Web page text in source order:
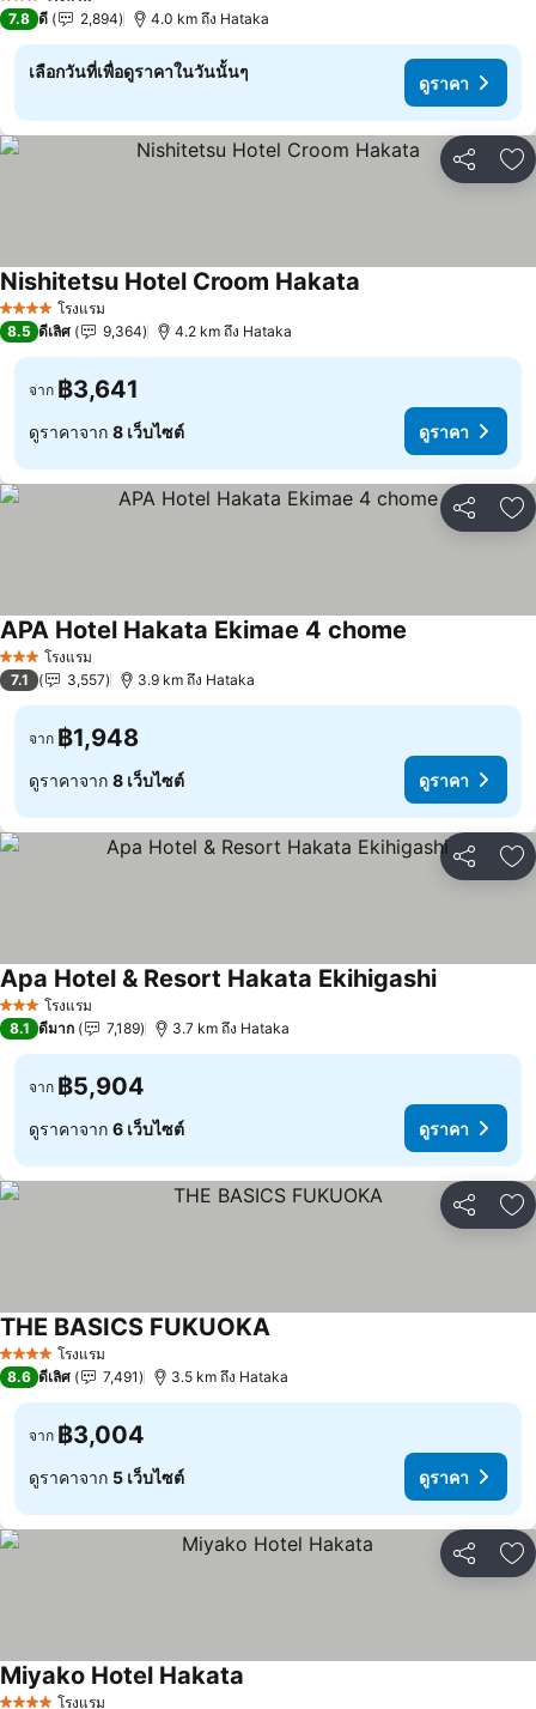
3 ดาว
7.8 ดี 2,894 4.0 km ถึง Hataka
เลือกวันที่เพื่อดูราคาในวันนั้นๆ
ดูราคา
แชร์ เ
4 ดาว โรงแรม
Nishitetsu Hotel Croom Hakata
8.5 ดีเลิศ 9,364 4.2 km ถึง Hataka
จาก ฿3,641
ดูราคาจาก 8 เว็บไซต์ ดูราคา
แชร์ เ
3 ดาว โรงแรม
APA Hotel Hakata Ekimae 4 chome
7.1 3,557 3.9 km ถึง Hataka
จาก ฿1,948
ดูราคาจาก 8 เว็บไซต์ ดูราคา
แชร์ เ
3 ดาว โรงแรม
Apa Hotel & Resort Hakata Ekihigashi
8.1 ดีมาก 7,189 3.7 km ถึง Hataka
จาก ฿5,904
ดูราคาจาก 6 เว็บไซต์ ดูราคา
แชร์ เ
4 ดาว โรงแรม
THE BASICS FUKUOKA
8.6 ดีเลิศ 7,491 3.5 km ถึง Hataka
จาก ฿3,004
ดูราคาจาก 5 เว็บไซต์ ดูราคา
แชร์ เ
โรงแรม
Miyako Hotel Hakata